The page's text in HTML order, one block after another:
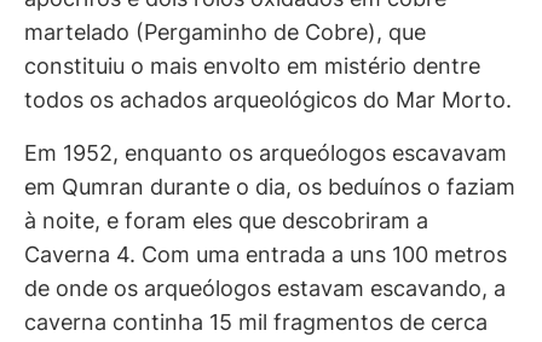
martelado (Pergaminho de Cobre), que
constituiu o mais envolto em mistério dentre
todos os achados arqueológicos do Mar Morto.
Em 1952, enquanto os arqueólogos escavavam
em Qumran durante o dia, os beduínos o faziam
à noite, e foram eles que descobriram a
Caverna 4. Com uma entrada a uns 100 metros
de onde os arqueólogos estavam escavando, a
caverna continha 15 mil fragmentos de cerca